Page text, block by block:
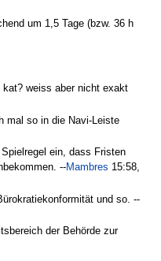
um 1,5 Tage (bzw. 36 h
weiss aber nicht exakt
mal so in die Navi-Leiste
ein, dass Fristen
--Mambres 15:58,
und so. --
der Behörde zur